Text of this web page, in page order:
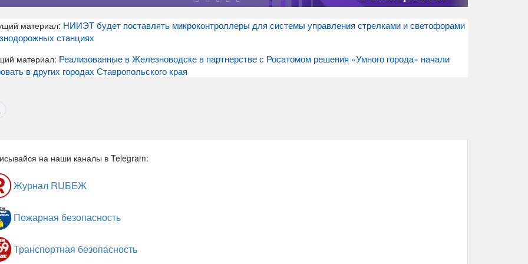
материал: НИИЭТ будет поставлять микроконтроллеры для системы управления стрелками и светофорами
станциях
материал: Реализованные в Железноводске в партнерстве с Росатомом решения «Умного города» начали
в других городах Ставропольского края
на наши каналы в Telegram:
Журнал RUБЕЖ
Пожарная безопасность
Транспортная безопасность